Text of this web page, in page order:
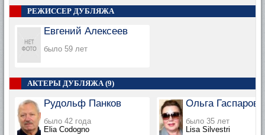
РЕЖИССЕР ДУБЛЯЖА
Евгений Алексеев
было 59 лет
АКТЕРЫ ДУБЛЯЖА (9)
Рудольф Панков
было 42 года
Elia Codogno
Ольга Гаспарова
было 35 лет
Lisa Silvestri